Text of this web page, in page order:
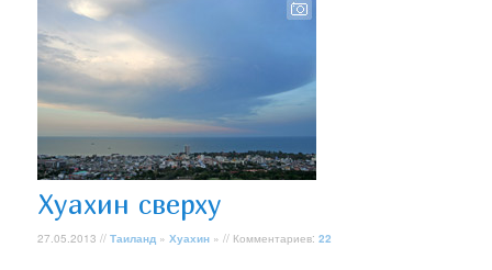
Хуахин сверху
27.05.2013 //Таиланд »Хуахин » // Комментариев:22